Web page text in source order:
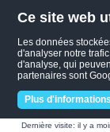
Ce site web
Les données
d'analyser notre
d'analyse, qui
partenaires sont
Plus d'informations
Dernière visite: il y a